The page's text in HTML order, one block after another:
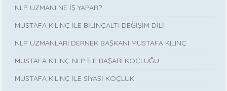
NLP UZMANI NE İŞ YAPAR?
MUSTAFA KILINÇ İLE BİLİNÇALTI DEĞİŞİM DİLİ
NLP UZMANLARI DERNEK BAŞKANI MUSTAFA KILINÇ
MUSTAFA KILINÇ NLP İLE BAŞARI KOÇLUĞU
MUSTAFA KILINÇ İLE SİYASİ KOÇLUK